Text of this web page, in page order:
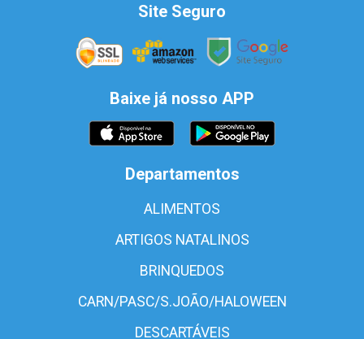
Site Seguro
Baixe já nosso APP
Departamentos
ALIMENTOS
ARTIGOS NATALINOS
BRINQUEDOS
CARN/PASC/S.JOÃO/HALOWEEN
DESCARTÁVEIS